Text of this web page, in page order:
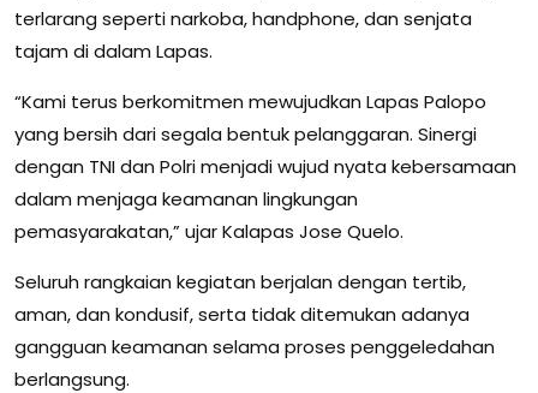
terlarang seperti narkoba, handphone, dan senjata
tajam di dalam Lapas.
“Kami terus berkomitmen mewujudkan Lapas Palopo
yang bersih dari segala bentuk pelanggaran. Sinergi
dengan TNI dan Polri menjadi wujud nyata kebersamaan
dalam menjaga keamanan lingkungan
pemasyarakatan,” ujar Kalapas Jose Quelo.
Seluruh rangkaian kegiatan berjalan dengan tertib,
aman, dan kondusif, serta tidak ditemukan adanya
gangguan keamanan selama proses penggeledahan
berlangsung.